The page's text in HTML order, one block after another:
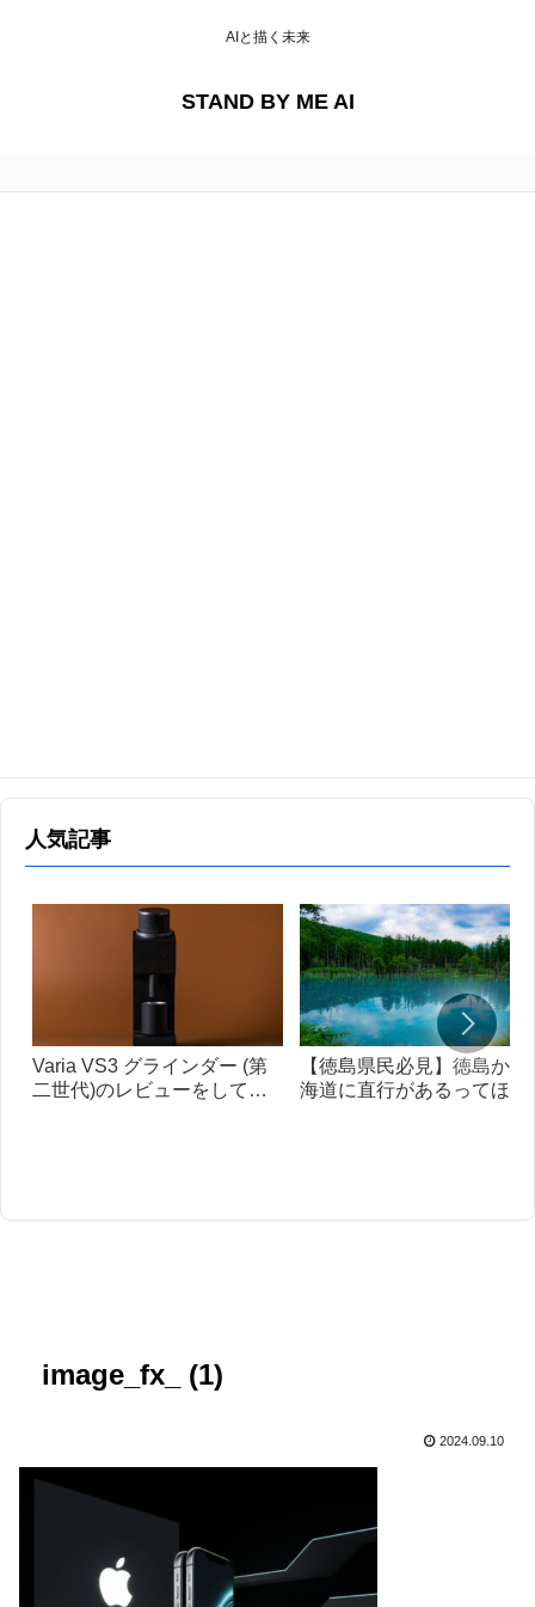
AIと描く未来
STAND BY ME AI
人気記事
Varia VS3 グラインダー (第
二世代)のレビューをしてみ
【徳島県民必見】徳島から
海道に直行があるってほん
image_fx_ (1)
2024.09.10